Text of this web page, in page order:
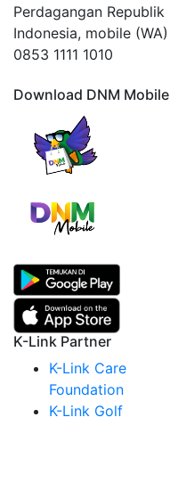
Perdagangan Republik
Indonesia, mobile (WA)
0853 1111 1010
Download DNM Mobile
K-Link Partner
K-Link Care
Foundation
K-Link Golf